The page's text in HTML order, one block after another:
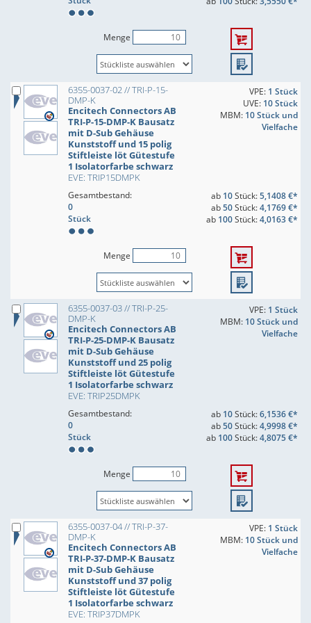
Menge
6355-0037-02 // TRI-P-15-
DMP-K
Encitech Connectors AB
TRI-P-15-DMP-K Bausatz
mit D-Sub Gehäuse
Kunststoff und 15 polig
Stiftleiste löt Gütestufe
1 Isolatorfarbe schwarz
EVE: TRIP15DMPK
VPE: 1 Stück
UVE: 10 Stück
MBM: 10 Stück und
Vielfache
Gesamtbestand:
0
Stück
ab 10Stück:5,1408 €*
ab50Stück:4,1769 €*
ab 100Stück:4,0163 €*
Menge
6355-0037-03 // TRI-P-25-
DMP-K
Encitech Connectors AB
TRI-P-25-DMP-K Bausatz
mit D-Sub Gehäuse
Kunststoff und 25 polig
Stiftleiste löt Gütestufe
1 Isolatorfarbe schwarz
EVE: TRIP25DMPK
VPE: 1 Stück
MBM: 10 Stück und
Vielfache
Gesamtbestand:
0
Stück
ab 10Stück:6,1536 €*
ab50Stück:4,9998 €*
ab 100Stück:4,8075 €*
Menge
6355-0037-04 // TRI-P-37-
DMP-K
Encitech Connectors AB
TRI-P-37-DMP-K Bausatz
mit D-Sub Gehäuse
Kunststoff und 37 polig
Stiftleiste löt Gütestufe
1 Isolatorfarbe schwarz
EVE: TRIP37DMPK
VPE: 1 Stück
MBM: 10 Stück und
Vielfache